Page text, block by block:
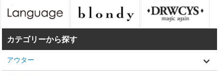
カテゴリーから探す
アウター